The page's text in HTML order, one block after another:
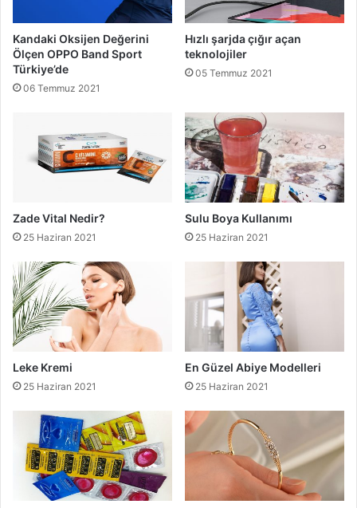
Kandaki Oksijen Değerini
Ölçen OPPO Band Sport
Türkiye’de
06 Temmuz 2021
Hızlı şarjda çığır açan
teknolojiler
05 Temmuz 2021
Zade Vital Nedir?
25 Haziran 2021
Sulu Boya Kullanımı
25 Haziran 2021
Leke Kremi
25 Haziran 2021
En Güzel Abiye Modelleri
25 Haziran 2021